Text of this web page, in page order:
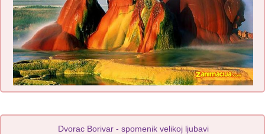
Dvorac Borivar - spomenik velikoj ljubavi